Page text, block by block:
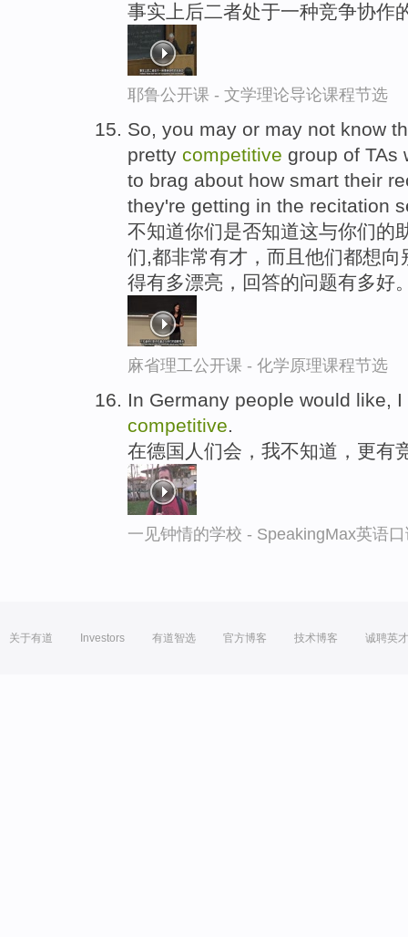
事实上后二者处于一种竞争协作
耶鲁公开课 - 文学理论导论课程节选
So, you may or may not know
pretty competitive group of TAs
to brag about how smart their
they're getting in the recitation
不知道你们是否知道这与你们的
们,都非常有才，而且他们都想
得有多漂亮，回答的问题有多好
麻省理工公开课 - 化学原理课程节选
In Germany people would like,
competitive.
在德国人们会，我不知道，更有
一见钟情的学校 - SpeakingMax英语
关于有道 Investors 有道智选 官方博客 技术博客 诚聘英才